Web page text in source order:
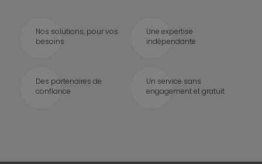
Nos solutions, pour vos
besoins
Une expertise
indépendante
Des partenaires de
confiance
Un service sans
engagement et gratuit